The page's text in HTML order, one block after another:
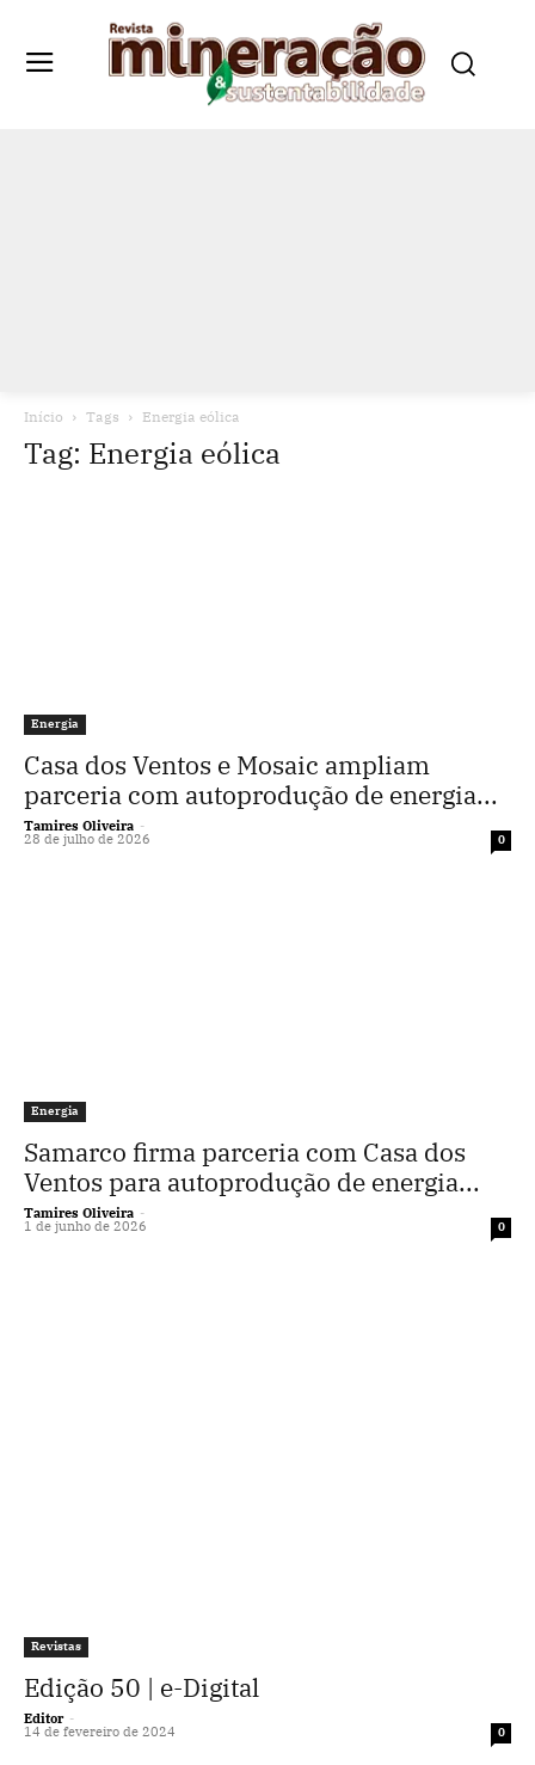
Início Tags Energia eólica
Tag: Energia eólica
Energia
Casa dos Ventos e Mosaic ampliam
parceria com autoprodução de energia...
Tamires Oliveira -
28 de julho de 2026 0
Energia
Samarco firma parceria com Casa dos
Ventos para autoprodução de energia...
Tamires Oliveira -
1 de junho de 2026 0
Revistas
Edição 50 | e-Digital
Editor -
14 de fevereiro de 2024 0